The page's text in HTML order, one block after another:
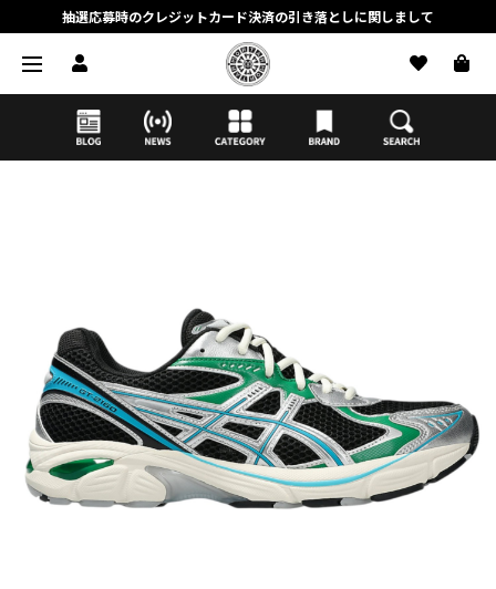
抽選応募時のクレジットカード決済の引き落としに関しまして
【応募前に必ずお読みください】抽選応募に関する注意事項
MORTAR ONLINE STOREの会員に関しまして